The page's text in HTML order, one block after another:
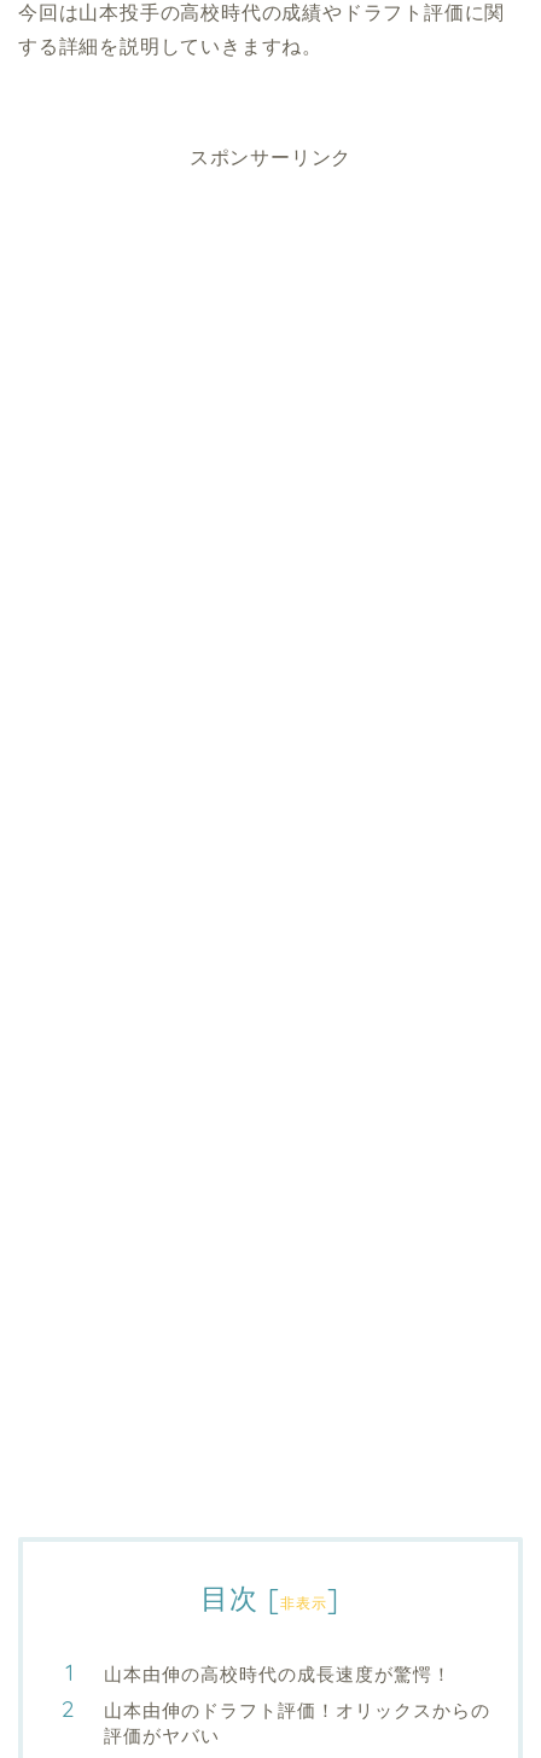
今回は山本投手の高校時代の成績やドラフト評価に関
する詳細を説明していきますね。
スポンサーリンク
目次 [非表示]
山本由伸の高校時代の成長速度が驚愕！
山本由伸のドラフト評価！オリックスからの
評価がヤバい